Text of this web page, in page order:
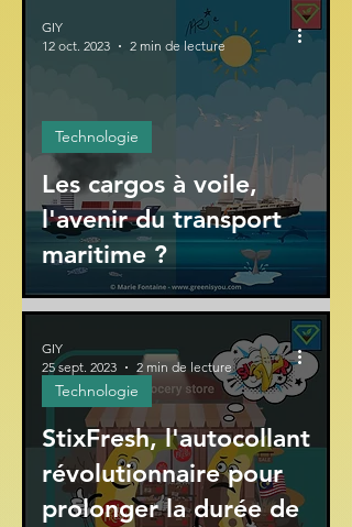
Les cargos à voile,
l'avenir du transport
maritime ?
Technologie
GIY
12 oct. 2023
2 min de lecture
StixFresh, l'autocollant
révolutionnaire pour
prolonger la durée de
Technologie
GIY
25 sept. 2023
2 min de lecture